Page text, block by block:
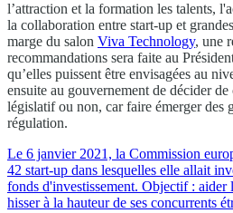
l’attraction et la formation les talents,
la collaboration entre start-up et
marge du salon Viva Technology, une
recommandations sera faite au
qu’elles puissent être envisagées au
ensuite au gouvernement de décider
législatif ou non, car faire émerger des
régulation.
Le 6 janvier 2021, la Commission
42 start-up dans lesquelles elle allait
fonds d'investissement. Objectif : aider
hisser à la hauteur de ses concurrents